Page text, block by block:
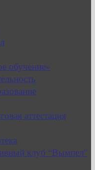
обучение»
аттестация
клуб “Вымпел”